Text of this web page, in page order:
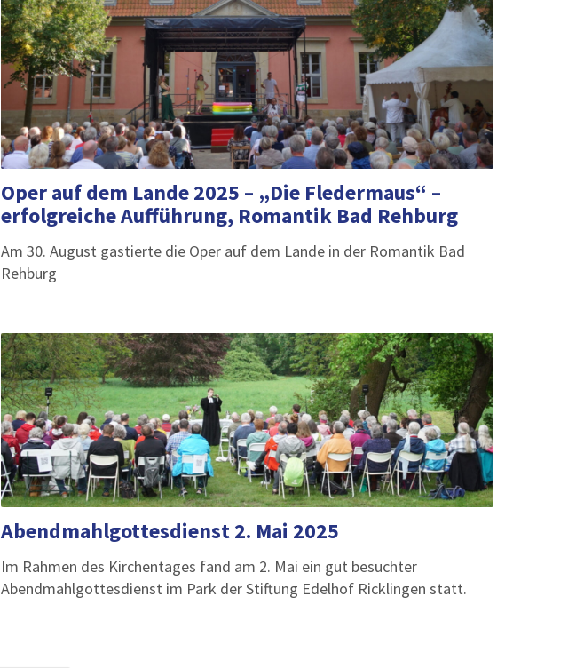
Oper auf dem Lande 2025 – „Die Fledermaus“ –
erfolgreiche Aufführung, Romantik Bad Rehburg
Am 30. August gastierte die Oper auf dem Lande in der Romantik Bad
Rehburg
Abendmahlgottesdienst 2. Mai 2025
Im Rahmen des Kirchentages fand am 2. Mai ein gut besuchter
Abendmahlgottesdienst im Park der Stiftung Edelhof Ricklingen statt.